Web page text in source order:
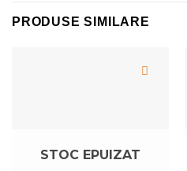
PRODUSE SIMILARE
STOC EPUIZAT